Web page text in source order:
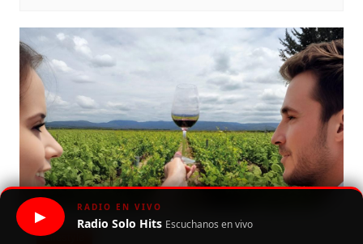
Lifestyle
▶
RADIO EN VIVO
Radio Solo Hits Escuchanos en vivo